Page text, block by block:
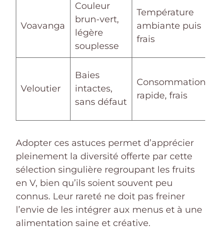
Voavanga
Couleur
brun-vert,
légère
souplesse
Température
ambiante puis
frais
Veloutier
Baies
intactes,
sans défaut
Consommation
rapide, frais
Adopter ces astuces permet d’apprécier
pleinement la diversité offerte par cette
sélection singulière regroupant les fruits
en V, bien qu’ils soient souvent peu
connus. Leur rareté ne doit pas freiner
l’envie de les intégrer aux menus et à une
alimentation saine et créative.